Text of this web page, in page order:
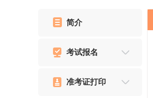
简介
考试报名
准考证打印